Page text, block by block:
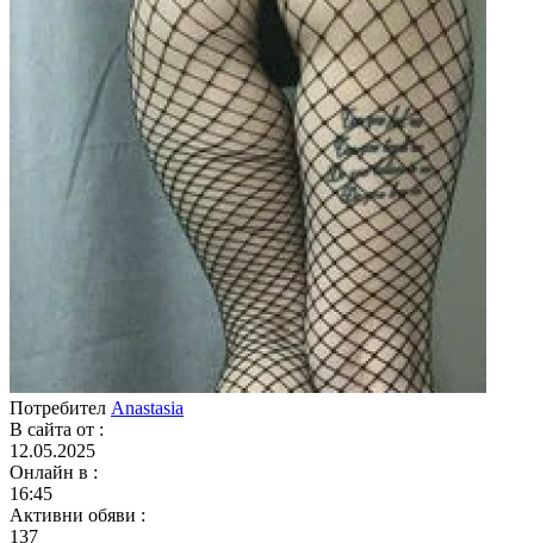
Потребител Anastasia
В сайта от :
12.05.2025
Онлайн в :
16:45
Активни обяви :
137